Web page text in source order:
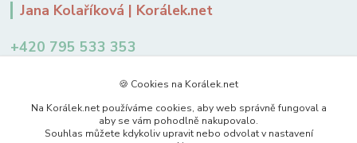
Jana Kolaříková | Korálek.net
+420 795 533 353
🍪 Cookies na Korálek.net
Na Korálek.net používáme cookies, aby web správně fungoval a
aby se vám pohodlně nakupovalo.
Souhlas můžete kdykoliv upravit nebo odvolat v nastavení